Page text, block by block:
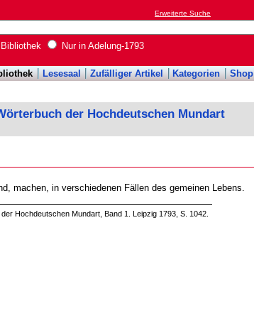
Erweiterte Suche
Bibliothek Nur in Adelung-1793
Lesesaal Zufälliger Artikel Kategorien Shop
der Hochdeutschen Mundart
machen, in verschiedenen Fällen des gemeinen Lebens.
Hochdeutschen Mundart, Band 1. Leipzig 1793, S. 1042.